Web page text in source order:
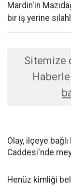
Mardin'in
bir iş yerine
Sitemize
Olay, ilçeye
Caddesi'nde
Henüz kimliği